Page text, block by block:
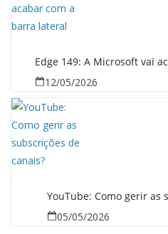
Edge 149: A Microsoft vai
12/05/2026
YouTube: Como gerir as
05/05/2026